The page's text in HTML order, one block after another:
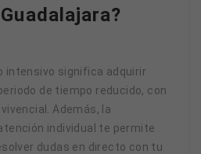
intensivo significa adquirir
de tiempo reducido, con
Además, la
individual te permite
dudas en directo con tu